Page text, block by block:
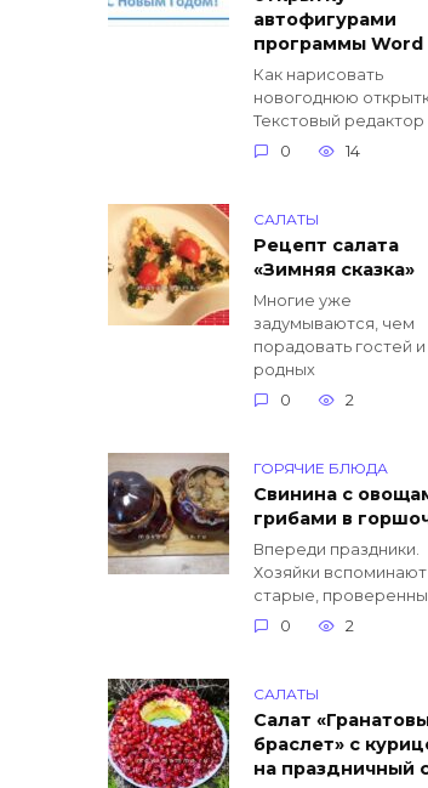
автофигурами
программы Word
Как нарисовать
новогоднюю
Текстовый редактор
0
14
САЛАТЫ
Рецепт салата
«Зимняя сказка»
Многие уже
задумываются, чем
порадовать гостей и
родных
0
2
ГОРЯЧИЕ БЛЮДА
Свинина с
грибами в
Впереди праздники.
Хозяйки вспоминают
старые,
0
2
САЛАТЫ
Салат
браслет» с
на праздничный